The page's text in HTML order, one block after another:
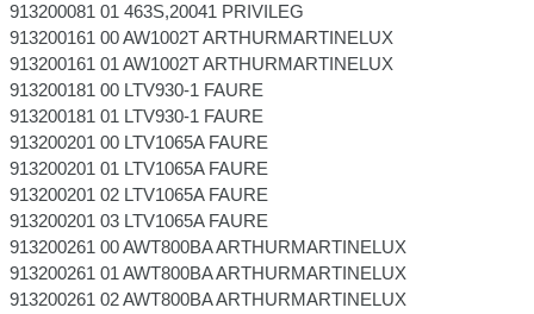
913200081 01 463S,20041 PRIVILEG
913200161 00 AW1002T ARTHURMARTINELUX
913200161 01 AW1002T ARTHURMARTINELUX
913200181 00 LTV930-1 FAURE
913200181 01 LTV930-1 FAURE
913200201 00 LTV1065A FAURE
913200201 01 LTV1065A FAURE
913200201 02 LTV1065A FAURE
913200201 03 LTV1065A FAURE
913200261 00 AWT800BA ARTHURMARTINELUX
913200261 01 AWT800BA ARTHURMARTINELUX
913200261 02 AWT800BA ARTHURMARTINELUX